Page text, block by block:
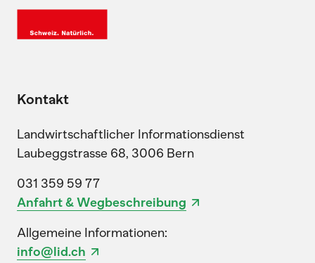
Kontakt
Landwirtschaftlicher Informationsdienst
Laubeggstrasse 68, 3006 Bern
031 359 59 77
Anfahrt & Wegbeschreibung
Allgemeine Informationen:
info@lid.ch